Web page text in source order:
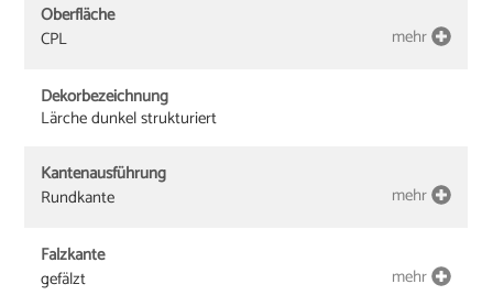
Oberfläche
CPL
mehr
Dekorbezeichnung
Lärche dunkel strukturiert
Kantenausführung
Rundkante
mehr
Falzkante
gefälzt
mehr